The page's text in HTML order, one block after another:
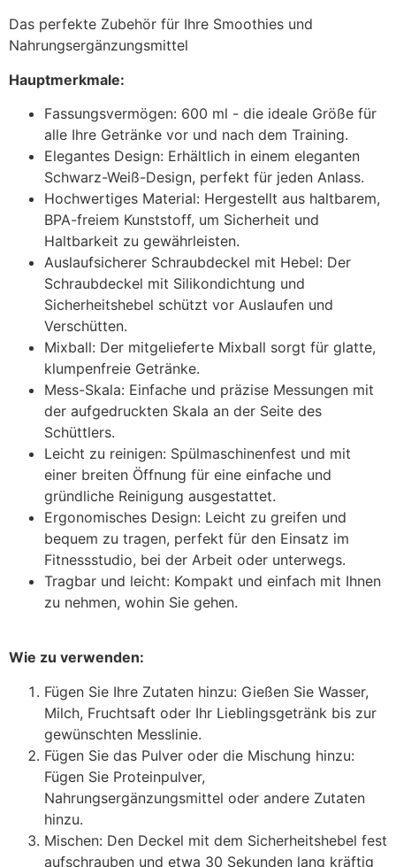
Das perfekte Zubehör für Ihre Smoothies und
Nahrungsergänzungsmittel
Hauptmerkmale:
Fassungsvermögen: 600 ml - die ideale Größe für
alle Ihre Getränke vor und nach dem Training.
Elegantes Design: Erhältlich in einem eleganten
Schwarz-Weiß-Design, perfekt für jeden Anlass.
Hochwertiges Material: Hergestellt aus haltbarem,
BPA-freiem Kunststoff, um Sicherheit und
Haltbarkeit zu gewährleisten.
Auslaufsicherer Schraubdeckel mit Hebel: Der
Schraubdeckel mit Silikondichtung und
Sicherheitshebel schützt vor Auslaufen und
Verschütten.
Mixball: Der mitgelieferte Mixball sorgt für glatte,
klumpenfreie Getränke.
Mess-Skala: Einfache und präzise Messungen mit
der aufgedruckten Skala an der Seite des
Schüttlers.
Leicht zu reinigen: Spülmaschinenfest und mit
einer breiten Öffnung für eine einfache und
gründliche Reinigung ausgestattet.
Ergonomisches Design: Leicht zu greifen und
bequem zu tragen, perfekt für den Einsatz im
Fitnessstudio, bei der Arbeit oder unterwegs.
Tragbar und leicht: Kompakt und einfach mit Ihnen
zu nehmen, wohin Sie gehen.
Wie zu verwenden:
Fügen Sie Ihre Zutaten hinzu: Gießen Sie Wasser,
Milch, Fruchtsaft oder Ihr Lieblingsgetränk bis zur
gewünschten Messlinie.
Fügen Sie das Pulver oder die Mischung hinzu:
Fügen Sie Proteinpulver,
Nahrungsergänzungsmittel oder andere Zutaten
hinzu.
Mischen: Den Deckel mit dem Sicherheitshebel fest
aufschrauben und etwa 30 Sekunden lang kräftig